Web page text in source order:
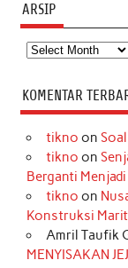
ARSIP
Arsip
KOMENTAR
tikno on
tikno on
Berganti
tikno on
Konstruksi
Amril Taufik
MENYISAKAN